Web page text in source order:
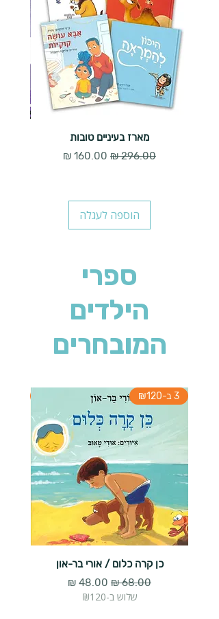
מארז בעיניים טובות
מחיר רגיל
מחיר מבצע
הוספה לעגלה
ספרי
הילדים
המובחרים
3 ב-₪120
כן קרה כלום / אורי בר-און
מחיר רגיל מחיר מבצע
שלוש ב-₪120